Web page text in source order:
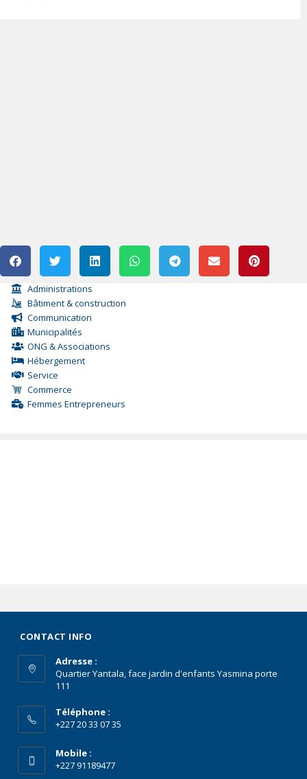
Administrations
Bâtiment & construction
Communication
Municipalités
ONG & Associations
Hébergement
Service
Commerce
Femmes Entrepreneurs
CONTACT INFO
Adresse :
Quartier Yantala, face jardin d'enfants Yasmina porte
111
Téléphone :
+227 20 33 07 35
Mobile :
+227 91189477